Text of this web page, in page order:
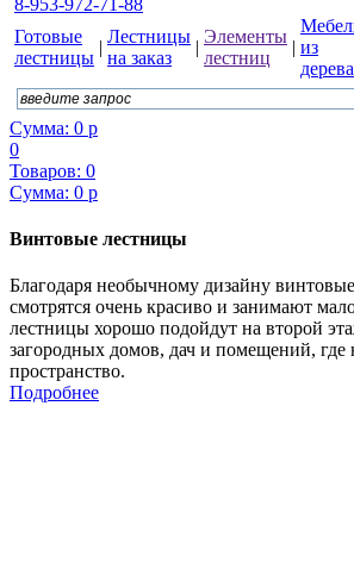
Готовые
лестницы
|
Лестницы
на заказ
|
Элементы
лестниц
| из
дерева
Сумма: 0 р
0
Товаров: 0
Сумма: 0 р
Винтовые лестницы
Благодаря необычному дизайну
смотрятся очень красиво и занимают
лестницы хорошо подойдут на второй
загородных домов, дач и помещений, где
пространство.
Подробнее